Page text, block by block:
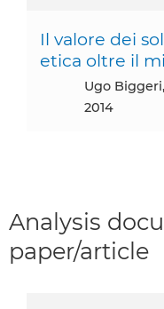
Il valore dei
etica oltre il
Ugo Biggeri, Edizioni San Paolo Srl, June
2014
Analysis
paper/article